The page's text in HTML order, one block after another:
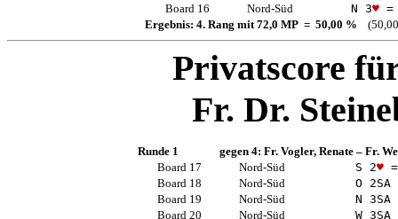
Board 16
Nord-Süd N 3♥ =
Ergebnis: 4. Rang mit 72,0 MP = 50,00 %
Privatscore
Fr. Dr.
Runde 1 gegen 4: Fr. Vogler, Renate– Fr.
Board 17
Nord-Süd S 2♥=
Board 18
Nord-Süd O 2SA
Board 19
Nord-Süd N 3SA
Board 20
Nord-Süd W 3SA